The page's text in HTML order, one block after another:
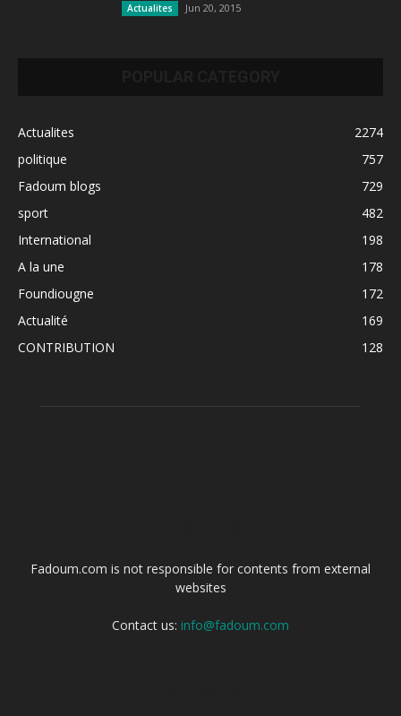
Actualites Jun 20, 2015
Actualites
2274
politique
757
Fadoum blogs
729
sport
482
International
198
A la une
178
Foundiougne
172
Actualité
169
CONTRIBUTION
128
Fadoum.com is not responsible for contents from external
websites
Contact us: info@fadoum.com